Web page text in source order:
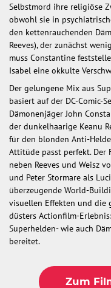
Selbstmord ihre religiöse
obwohl sie in
den kettenrauchenden
Reeves), der zunächst
muss Constantine
Isabel eine okkulte
Der gelungene Mix aus
basiert auf der DC-Comic-
Dämonenjäger John
der dunkelhaarige Keanu
für den blonden Anti-
Attitüde passt perfekt. Der
neben Reeves und Weisz
und Peter Stormare als
überzeugende World-
visuellen Effekten und die
düsters Actionfilm-
Superhelden- wie auch
bereitet.
Zum